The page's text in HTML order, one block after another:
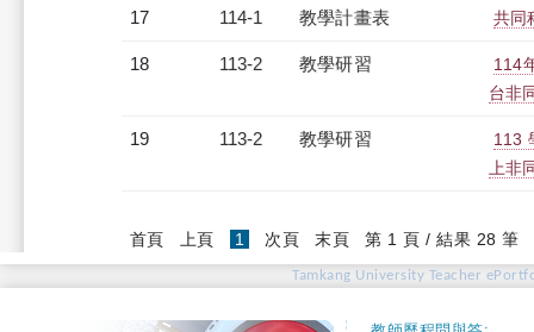
17 114-1 教學計畫表 共同
18 113-2 教學研習
114
台非
19 113-2 教學研習
113
上
首頁 上頁 1 (current)
次頁 末頁 第 1 頁 / 結果 28 筆
Tamkang University Teacher